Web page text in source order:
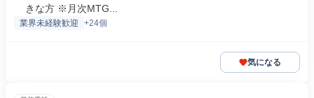
きな方 ※月次MTG...
業界未経験歓迎 +24個
気になる